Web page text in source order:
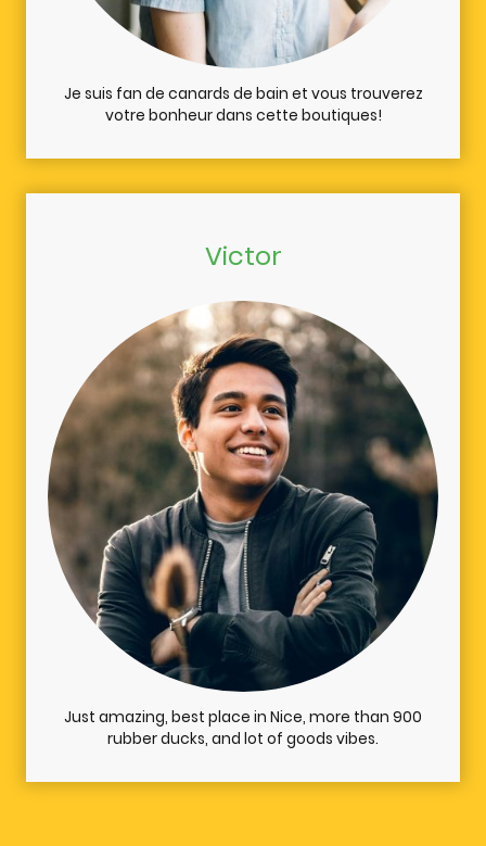
Je suis fan de canards de bain et vous trouverez
votre bonheur dans cette boutiques!
Victor
Just amazing, best place in Nice, more than 900
rubber ducks, and lot of goods vibes.